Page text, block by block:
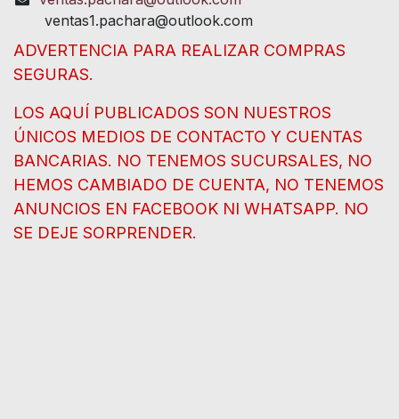
ventas1.pachara@outlook.com
ADVERTENCIA PARA REALIZAR COMPRAS
SEGURAS.
LOS AQUÍ PUBLICADOS SON NUESTROS
ÚNICOS MEDIOS DE CONTACTO Y CUENTAS
BANCARIAS. NO TENEMOS SUCURSALES, NO
HEMOS CAMBIADO DE CUENTA, NO TENEMOS
ANUNCIOS EN FACEBOOK NI WHATSAPP. NO
SE DEJE SORPRENDER.